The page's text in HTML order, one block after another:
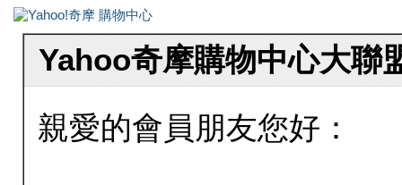
Yahoo奇摩購物中心大聯
親愛的會員朋友您好：